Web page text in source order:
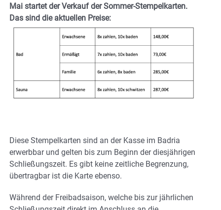
Mai startet der Verkauf der Sommer-Stempelkarten.
Das sind die aktuellen Preise:
Diese Stempelkarten sind an der Kasse im Badria
erwerbbar und gelten bis zum Beginn der diesjährigen
Schließungszeit. Es gibt keine zeitliche Begrenzung,
übertragbar ist die Karte ebenso.
Während der Freibadsaison, welche bis zur jährlichen